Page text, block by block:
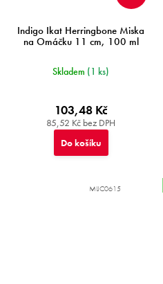
Indigo Ikat Herringbone Miska
na Omáčku 11 cm, 100 ml
Skladem (1 ks)
85,52 Kč bez DPH
103,48 Kč
Do košíku
MIJC0615